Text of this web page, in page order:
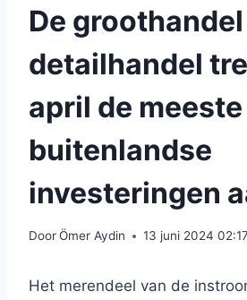
De
detailhandel
april de meeste
buitenlandse
investeringen
DoorÖmer Aydin 13 juni 2024 02:17
Het merendeel van de